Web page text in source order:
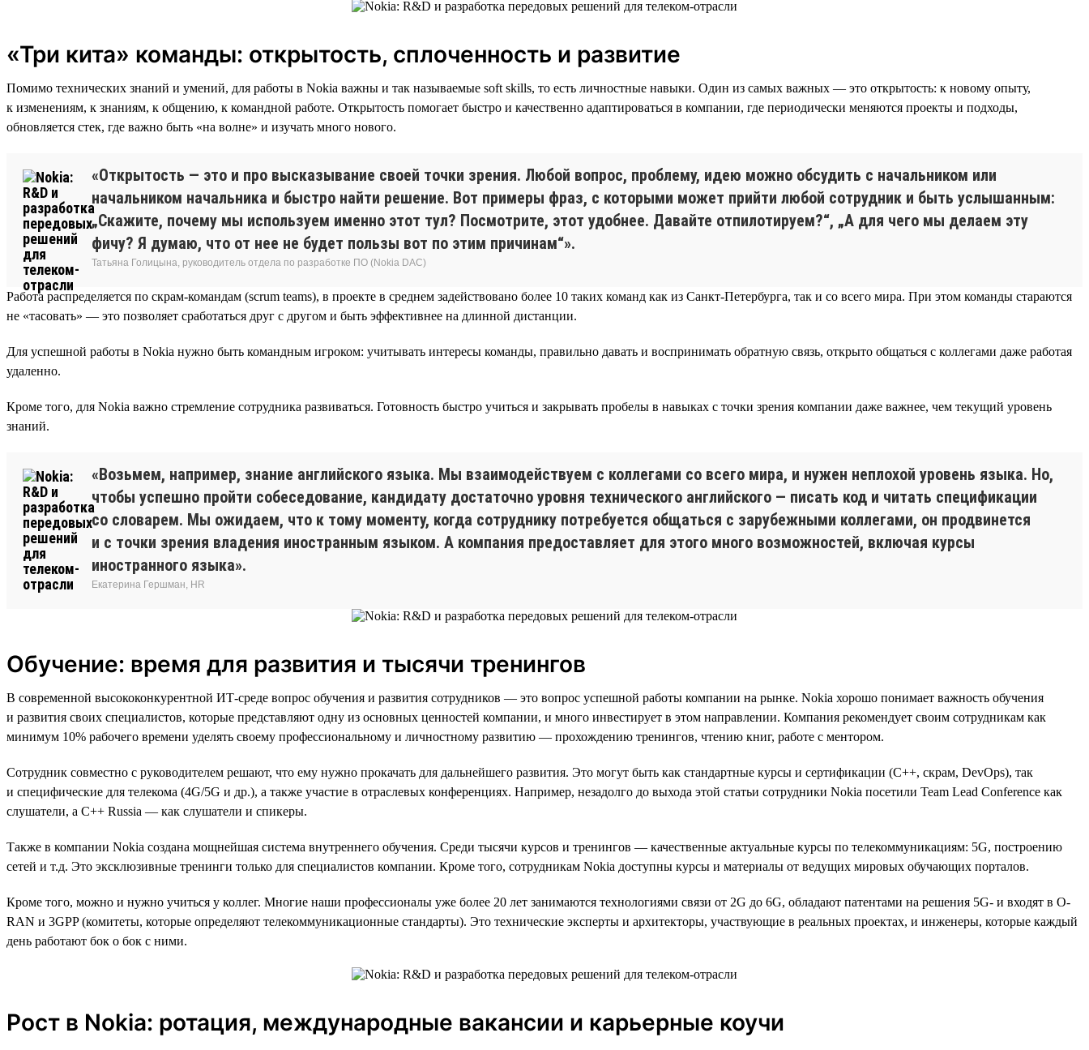
«Три кита» команды: открытость, сплоченность и развитие
Помимо технических знаний и умений, для работы в Nokia важны и так называемые soft skills, то есть личностные навыки. Один из самых важных — это открытость: к новому опыту,
к изменениям, к знаниям, к общению, к командной работе. Открытость помогает быстро и качественно адаптироваться в компании, где периодически меняются проекты и подходы,
обновляется стек, где важно быть «на волне» и изучать много нового.
«Открытость — это и про высказывание своей точки зрения. Любой вопрос, проблему, идею можно обсудить с начальником или
начальником начальника и быстро найти решение. Вот примеры фраз, с которыми может прийти любой сотрудник и быть услышанным:
„Скажите, почему мы используем именно этот тул? Посмотрите, этот удобнее. Давайте отпилотируем?“, „А для чего мы делаем эту
фичу? Я думаю, что от нее не будет пользы вот по этим причинам“».
Татьяна Голицына, руководитель отдела по разработке ПО (Nokia DAC)
Работа распределяется по скрам-командам (scrum teams), в проекте в среднем задействовано более 10 таких команд как из Санкт-Петербурга, так и со всего мира. При этом команды стараются
не «тасовать» — это позволяет сработаться друг с другом и быть эффективнее на длинной дистанции.
Для успешной работы в Nokia нужно быть командным игроком: учитывать интересы команды, правильно давать и воспринимать обратную связь, открыто общаться с коллегами даже работая
удаленно.
Кроме того, для Nokia важно стремление сотрудника развиваться. Готовность быстро учиться и закрывать пробелы в навыках с точки зрения компании даже важнее, чем текущий уровень
знаний.
«Возьмем, например, знание английского языка. Мы взаимодействуем с коллегами со всего мира, и нужен неплохой уровень языка. Но,
чтобы успешно пройти собеседование, кандидату достаточно уровня технического английского — писать код и читать спецификации
со словарем. Мы ожидаем, что к тому моменту, когда сотруднику потребуется общаться с зарубежными коллегами, он продвинется
и с точки зрения владения иностранным языком. А компания предоставляет для этого много возможностей, включая курсы
иностранного языка».
Екатерина Гершман, HR
Обучение: время для развития и тысячи тренингов
В современной высококонкурентной ИТ-среде вопрос обучения и развития сотрудников — это вопрос успешной работы компании на рынке. Nokia хорошо понимает важность обучения
и развития своих специалистов, которые представляют одну из основных ценностей компании, и много инвестирует в этом направлении. Компания рекомендует своим сотрудникам как
минимум 10% рабочего времени уделять своему профессиональному и личностному развитию — прохождению тренингов, чтению книг, работе с ментором.
Сотрудник совместно с руководителем решают, что ему нужно прокачать для дальнейшего развития. Это могут быть как стандартные курсы и сертификации (C++, скрам, DevOps), так
и специфические для телекома (4G/5G и др.), а также участие в отраслевых конференциях. Например, незадолго до выхода этой статьи сотрудники Nokia посетили Team Lead Conference как
слушатели, а C++ Russia — как слушатели и спикеры.
Также в компании Nokia создана мощнейшая система внутреннего обучения. Среди тысячи курсов и тренингов — качественные актуальные курсы по телекоммуникациям: 5G, построению
сетей и т.д. Это эксклюзивные тренинги только для специалистов компании. Кроме того, сотрудникам Nokia доступны курсы и материалы от ведущих мировых обучающих порталов.
Кроме того, можно и нужно учиться у коллег. Многие наши профессионалы уже более 20 лет занимаются технологиями связи от 2G до 6G, обладают патентами на решения 5G- и входят в O-
RAN и 3GPP (комитеты, которые определяют телекоммуникационные стандарты). Это технические эксперты и архитекторы, участвующие в реальных проектах, и инженеры, которые каждый
день работают бок о бок с ними.
Рост в Nokia: ротация, международные вакансии и карьерные коучи